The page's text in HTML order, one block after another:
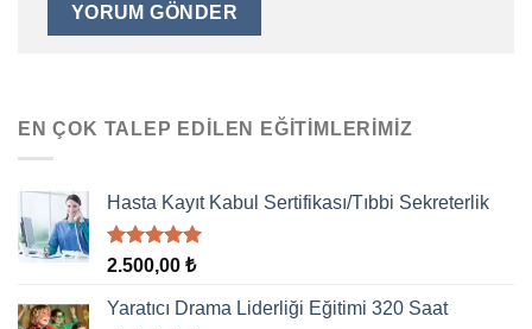
EN ÇOK TALEP EDILEN EĞITIMLERIMIZ
Hasta Kayıt Kabul Sertifikası/Tıbbi Sekreterlik
5 üzerinden
aldı
2.500,00 ₺
Yaratıcı Drama Liderliği Eğitimi 320 Saat